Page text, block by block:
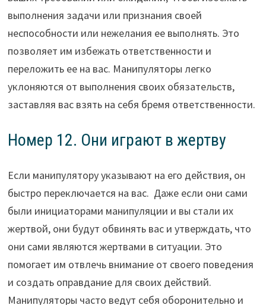
выполнения задачи или признания своей
неспособности или нежелания ее выполнять. Это
позволяет им избежать ответственности и
переложить ее на вас. Манипуляторы легко
уклоняются от выполнения своих обязательств,
заставляя вас взять на себя бремя ответственности.
Номер 12. Они играют в жертву
Если манипулятору указывают на его действия, он
быстро переключается на вас. Даже если они сами
были инициаторами манипуляции и вы стали их
жертвой, они будут обвинять вас и утверждать, что
они сами являются жертвами в ситуации. Это
помогает им отвлечь внимание от своего поведения
и создать оправдание для своих действий.
Манипуляторы часто ведут себя оборонительно и